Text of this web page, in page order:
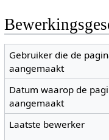
Gebruiker die de
aangemaakt
Datum waarop de
aangemaakt
Laatste bewerker